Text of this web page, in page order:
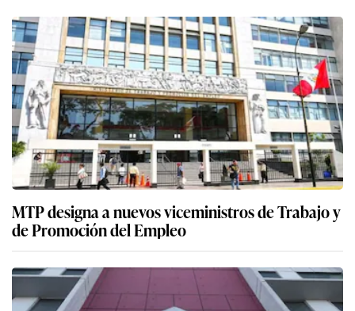
MTP designa a nuevos viceministros de Trabajo y
de Promoción del Empleo